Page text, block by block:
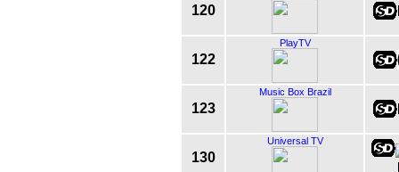
120
122
PlayTV
123
Music Box Brazil
130
Universal TV